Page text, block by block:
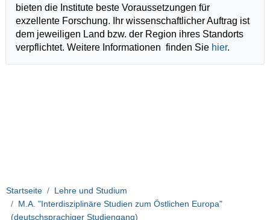
bieten die Institute beste Voraussetzungen für
exzellente Forschung. Ihr wissenschaftlicher Auftrag ist
dem jeweiligen Land bzw. der Region ihres Standorts
verpflichtet. Weitere Informationen finden Sie hier.
Startseite
Lehre und Studium
M.A. "Interdisziplinäre Studien zum Östlichen Europa"
(deutschsprachiger Studiengang)